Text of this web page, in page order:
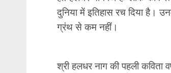
दुनिया में इतिहास रच दिया है।
ग्रंथ से कम नहीं।
श्री हलधर नाग की पहली